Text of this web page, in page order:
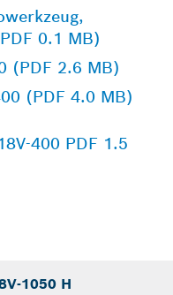
0.1 MB)
(PDF 2.6 MB)
(PDF 4.0 MB)
400 PDF 1.5
1050 H